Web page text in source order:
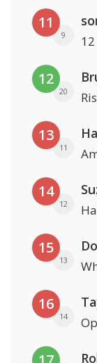
11
9
12
20
13
11
14
12
15
13
16
14